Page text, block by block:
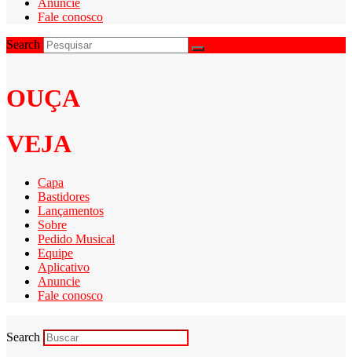
Fale conosco
Search
OUÇA
VEJA
Capa
Bastidores
Lançamentos
Sobre
Pedido Musical
Equipe
Aplicativo
Anuncie
Fale conosco
Search